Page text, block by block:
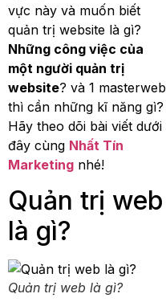
vực này và muốn biết
quản trị website là gì?
Những công việc của
một người quản trị
website? và 1 masterweb
thì cần những kĩ năng gì?
Hãy theo dõi bài viết dưới
đây cùng Nhất Tín
Marketing nhé!
Quản trị web
là gì?
Quản trị web là gì?